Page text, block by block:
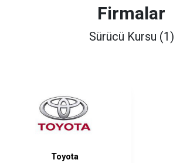
Firmalar
Sürücü Kursu (1)
Toyota